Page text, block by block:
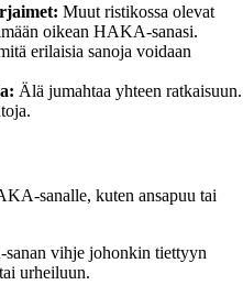
Muut ristikossa olevat
oikean HAKA-sanasi.
erilaisia sanoja voidaan
Älä jumahtaa yhteen ratkaisuun.
sanalle, kuten ansapuu tai
vihje johonkin tiettyyn
urheiluun.